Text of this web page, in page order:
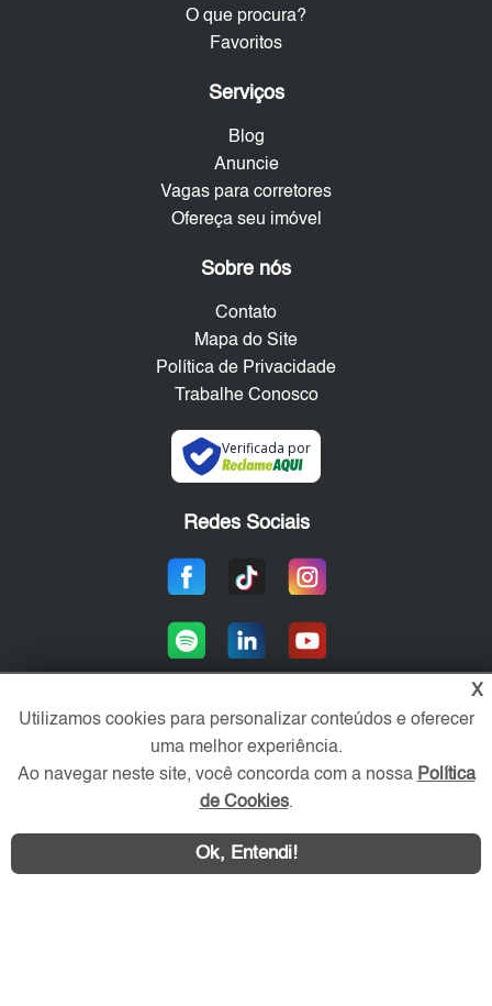
WhatsApp Contatar
O que procura?
Favoritos
Serviços
Blog
Anuncie
Vagas para corretores
Ofereça seu imóvel
Sobre nós
Contato
Mapa do Site
Política de Privacidade
Trabalhe Conosco
Verificada por
Redes Sociais
Área exclusiva aos anunciantes,
acesse sua conta:
X
Utilizamos cookies para personalizar conteúdos e oferecer
uma melhor experiência.
Ao navegar neste site, você concorda com a nossa Política
de Cookies.
Ok, Entendi!